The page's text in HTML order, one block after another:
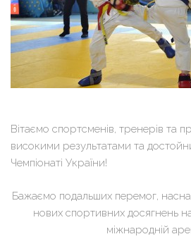
Вітаємо спортсменів, тренерів та
високими результатами та
Чемпіонаті України!
Бажаємо подальших перемог,
нових спортивних досягнень
міжнародній